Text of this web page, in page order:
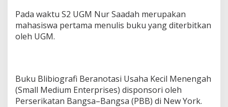
Pada waktu S2 UGM Nur Saadah merupakan
mahasiswa pertama menulis buku yang diterbitkan
oleh UGM.
Buku Blibiografi Beranotasi Usaha Kecil Menengah
(Small Medium Enterprises) disponsori oleh
Perserikatan Bangsa–Bangsa (PBB) di New York.